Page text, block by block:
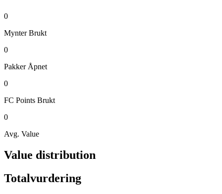
0
Mynter Brukt
0
Pakker Åpnet
0
FC Points Brukt
0
Avg. Value
Value distribution
Totalvurdering